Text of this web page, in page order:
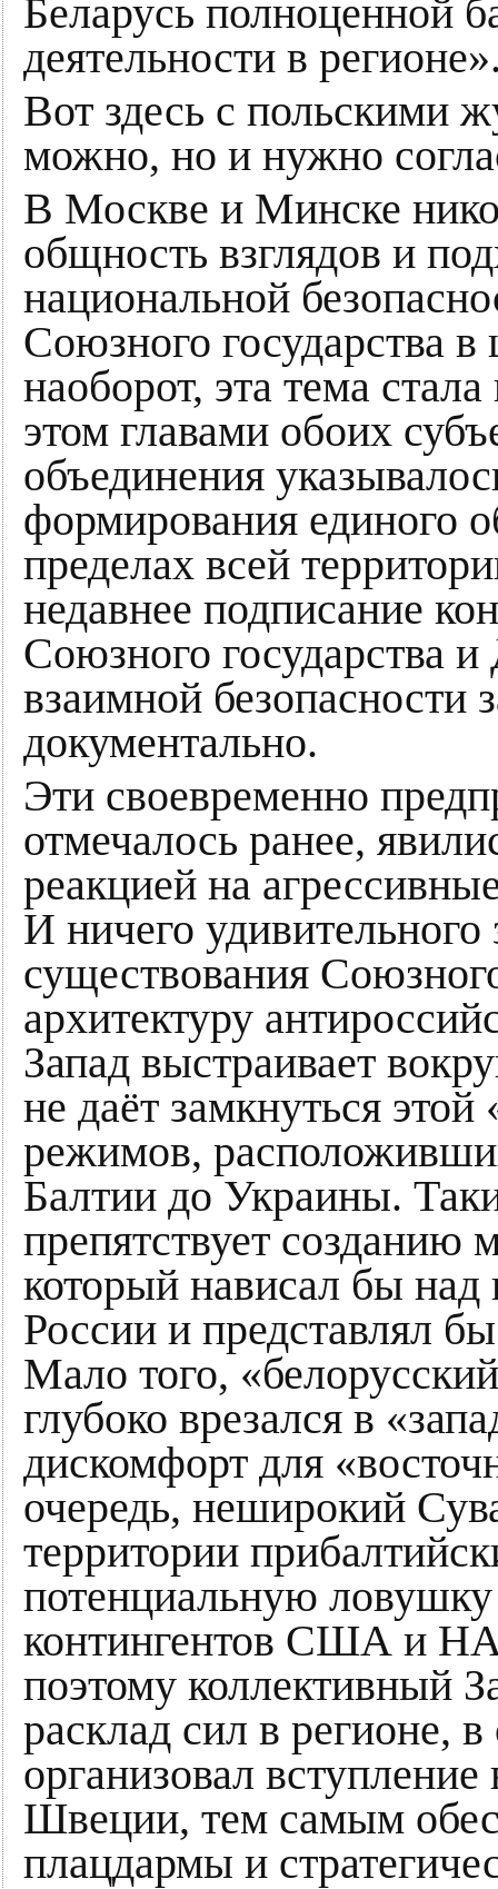
Беларусь полноценной
деятельности в
Вот здесь с польскими
можно, но и нужно
В Москве и Минске
общность взглядов и
национальной
Союзного государства
наоборот, эта тема
этом главами обоих
объединения
формирования единого
пределах всей
недавнее подписание
Союзного государства и
взаимной безопасности
документально.
Эти своевременно
отмечалось ранее,
реакцией на
И ничего удивительного
существования
архитектуру
Запад выстраивает
не даёт замкнуться
режимов,
Балтии до Украины.
препятствует созданию
который нависал бы
России и представлял
Мало того,
глубоко врезался в
дискомфорт для
очередь, неширокий
территории
потенциальную
контингентов США и
поэтому коллективный
расклад сил в регионе,
организовал
Швеции, тем самым
плацдармы и